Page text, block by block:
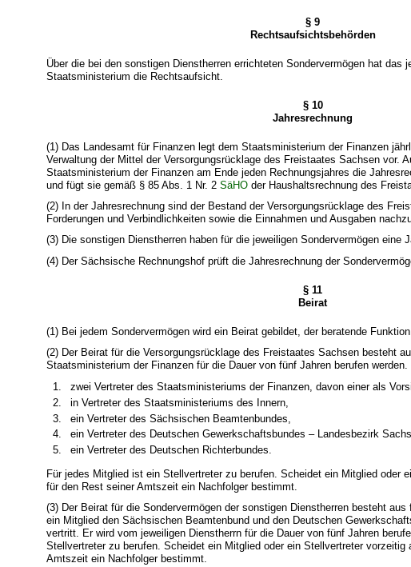
§ 9
Rechtsaufsichtsbehörden
Über die bei den sonstigen Dienstherren errichteten Sondervermögen hat das
Staatsministerium die Rechtsaufsicht.
§ 10
Jahresrechnung
(1) Das Landesamt für Finanzen legt dem Staatsministerium der Finanzen
Verwaltung der Mittel der Versorgungsrücklage des Freistaates Sachsen vor.
Staatsministerium der Finanzen am Ende jeden Rechnungsjahres die
und fügt sie gemäß § 85 Abs. 1 Nr. 2SäHO der Haushaltsrechnung des
(2) In der Jahresrechnung sind der Bestand der Versorgungsrücklage des
Forderungen und Verbindlichkeiten sowie die Einnahmen und Ausgaben
(3) Die sonstigen Dienstherren haben für die jeweiligen Sondervermögen eine
(4) Der Sächsische Rechnungshof prüft die Jahresrechnung der
§ 11
Beirat
(1) Bei jedem Sondervermögen wird ein Beirat gebildet, der beratende Funktion
(2) Der Beirat für die Versorgungsrücklage des Freistaates Sachsen besteht
Staatsministerium der Finanzen für die Dauer von fünf Jahren berufen
zwei Vertreter des Staatsministeriums der Finanzen, davon einer als
in Vertreter des Staatsministeriums des Innern,
ein Vertreter des Sächsischen Beamtenbundes,
ein Vertreter des Deutschen Gewerkschaftsbundes – Landesbezirk
ein Vertreter des Deutschen Richterbundes.
Für jedes Mitglied ist ein Stellvertreter zu berufen. Scheidet ein Mitglied oder
für den Rest seiner Amtszeit ein Nachfolger bestimmt.
(3) Der Beirat für die Sondervermögen der sonstigen Dienstherren besteht
ein Mitglied den Sächsischen Beamtenbund und den Deutschen
vertritt. Er wird vom jeweiligen Dienstherrn für die Dauer von fünf Jahren
Stellvertreter zu berufen. Scheidet ein Mitglied oder ein Stellvertreter vorzeitig
Amtszeit ein Nachfolger bestimmt.